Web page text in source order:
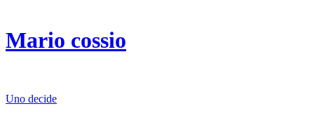
Mario cossio
Uno decide